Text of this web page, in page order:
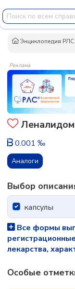
Энциклопедия РЛС
Реклама
0.001 ‰
Аналоги
Выбор
капсулы
Все формы
лекарства,
Особые